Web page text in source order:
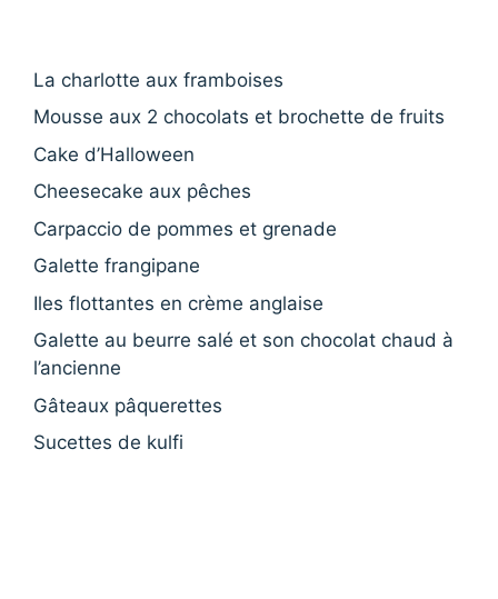
La charlotte aux framboises
Mousse aux 2 chocolats et brochette de fruits
Cake d’Halloween
Cheesecake aux pêches
Carpaccio de pommes et grenade
Galette frangipane
Iles flottantes en crème anglaise
Galette au beurre salé et son chocolat chaud à
l’ancienne
Gâteaux pâquerettes
Sucettes de kulfi